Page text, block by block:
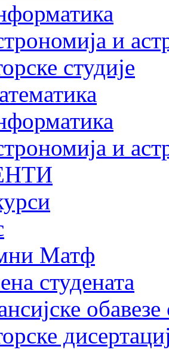
и
студије
и
Матф
студената
обавезе